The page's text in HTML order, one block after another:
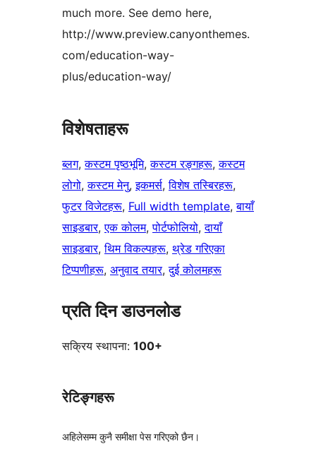
much more. See demo here,
http://www.preview.canyonthemes.
com/education-way-
plus/education-way/
विशेषताहरू
ब्लग, कस्टम पृष्ठभूमि, कस्टम रङ्गहरू, कस्टम
लोगो, कस्टम मेनु, इकमर्स, विशेष तस्बिरहरू
फुटर विजेटहरू, Full width template, बायाँ
साइडबार, एक कोलम, पोर्टफोलियो, दायाँ
साइडबार, थिम विकल्पहरू, थ्रेड गरिएका
टिप्पणीहरू, अनुवाद तयार, दुई कोलमहरू
प्रति दिन डाउनलोड
सक्रिय स्थापना: 100+
रेटिङ्गहरू
अहिलेसम्म कुनै समीक्षा पेस गरिएको छैन।